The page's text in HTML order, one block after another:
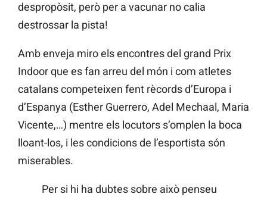
despropòsit, però per a vacunar no calia
destrossar la pista!
Amb enveja miro els encontres del grand Prix
Indoor que es fan arreu del món i com atletes
catalans competeixen fent rècords d’Europa i
d’Espanya (Esther Guerrero, Adel Mechaal, Maria
Vicente,…) mentre els locutors s’omplen la boca
lloant-los, i les condicions de l’esportista són
miserables.
Per si hi ha dubtes sobre això penseu